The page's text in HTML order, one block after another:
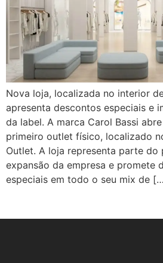
Nova loja, localizada no interior
apresenta descontos especiais e
da label. A marca Carol Bassi
primeiro outlet físico, localizado
Outlet. A loja representa parte do
expansão da empresa e promete
especiais em todo o seu mix de